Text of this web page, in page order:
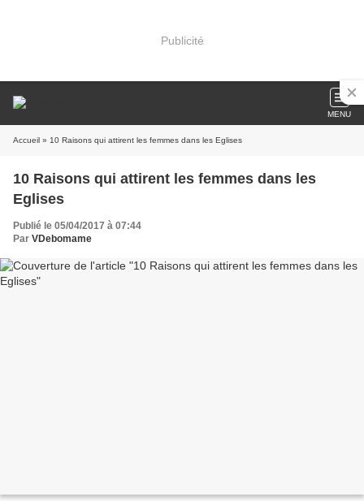
Publicité
MENU
Accueil » 10 Raisons qui attirent les femmes dans les Eglises
10 Raisons qui attirent les femmes dans les
Eglises
Publié le 05/04/2017 à 07:44
Par VDebomame